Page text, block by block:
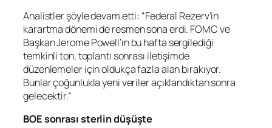
Analistler şöyle devam etti: “Federal Rezerv’in
karartma dönemi de resmen sona erdi. FOMC ve
Başkan Jerome Powell’ın bu hafta sergilediği
temkinli ton, toplantı sonrası iletişimde
düzenlemeler için oldukça fazla alan bırakıyor.
Bunlar çoğunlukla yeni veriler açıklandıktan sonra
gelecektir.”
BOE sonrası sterlin düşüşte